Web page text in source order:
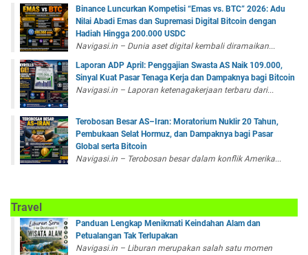
Binance Luncurkan Kompetisi “Emas vs. BTC” 2026: Adu
Nilai Abadi Emas dan Supremasi Digital Bitcoin dengan
Hadiah Hingga 200.000 USDC
Navigasi.in – Dunia aset digital kembali diramaikan...
Laporan ADP April: Penggajian Swasta AS Naik 109.000,
Sinyal Kuat Pasar Tenaga Kerja dan Dampaknya bagi Bitcoin
Navigasi.in – Laporan ketenagakerjaan terbaru dari...
Terobosan Besar AS–Iran: Moratorium Nuklir 20 Tahun,
Pembukaan Selat Hormuz, dan Dampaknya bagi Pasar
Global serta Bitcoin
Navigasi.in – Terobosan besar dalam konflik Amerika...
Travel
Panduan Lengkap Menikmati Keindahan Alam dan
Petualangan Tak Terlupakan
Navigasi.in – Liburan merupakan salah satu momen